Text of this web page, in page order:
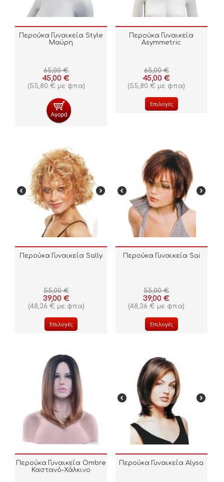
Περούκα Γυναικεία Style
Μαύρη
65,00 €
45,00 €
(55,80 €με φπα)
Περούκα Γυναικεία
Αsymmetric
65,00 €
45,00 €
(55,80 € με φπα)
Επιλογές
Περούκα Γυναικεία Sally
55,00 €
39,00 €
(48,36 €με φπα)
Επιλογές
Περούκα Γυναικεία Sai
55,00 €
39,00 €
(48,36 € με φπα)
Επιλογές
Περούκα Γυναικεία Ombre
Καστανό-Χάλκινο
Περούκα Γυναικεία Alysa